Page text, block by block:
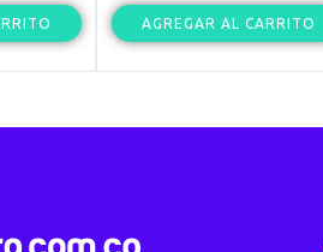
AGREGAR AL CARRITO